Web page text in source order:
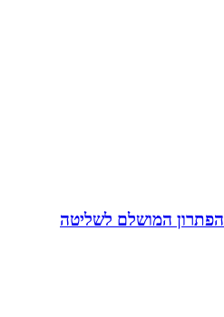
המושלם לשליטה